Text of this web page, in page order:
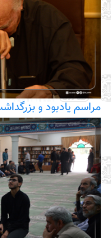
مراسم یادبود و